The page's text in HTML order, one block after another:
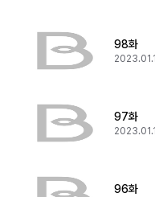
98화
97화
96화